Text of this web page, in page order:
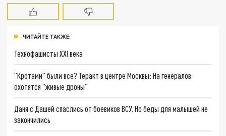
ЧИТАЙТЕ ТАКЖЕ:
Технофашисты XXI века
"Кротами" были все? Теракт в центре Москвы: На генералов
охотятся "живые дроны"
Даня с Дашей спаслись от боевиков ВСУ. Но беды для малышей не
закончились